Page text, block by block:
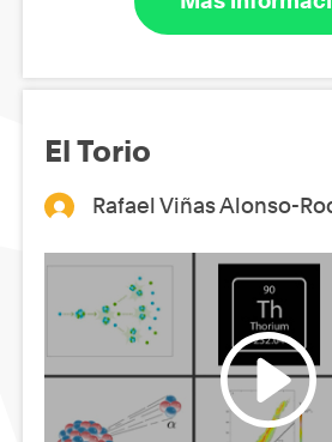
El Torio
Rafael Viñas Alonso-